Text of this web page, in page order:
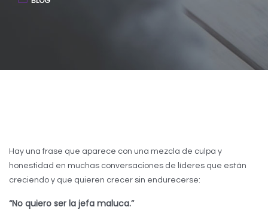
Hay una frase que aparece con una mezcla de culpa y
honestidad en muchas conversaciones de líderes que están
creciendo y que quieren crecer sin endurecerse:
“No quiero ser la jefa maluca.”